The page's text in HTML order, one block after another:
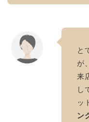
と
が
来
し
ッ
ン